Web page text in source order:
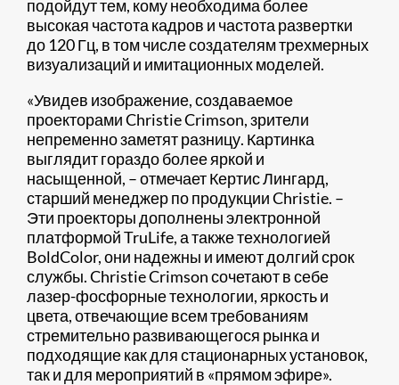
подойдут тем, кому необходима более
высокая частота кадров и частота развертки
до 120 Гц, в том числе создателям трехмерных
визуализаций и имитационных моделей.
«Увидев изображение, создаваемое
проекторами Christie Crimson, зрители
непременно заметят разницу. Картинка
выглядит гораздо более яркой и
насыщенной, – отмечает Кертис Лингард,
старший менеджер по продукции Christie. –
Эти проекторы дополнены электронной
платформой TruLife, а также технологией
BoldColor, они надежны и имеют долгий срок
службы. Christie Crimson сочетают в себе
лазер-фосфорные технологии, яркость и
цвета, отвечающие всем требованиям
стремительно развивающегося рынка и
подходящие как для стационарных установок,
так и для мероприятий в «прямом эфире».